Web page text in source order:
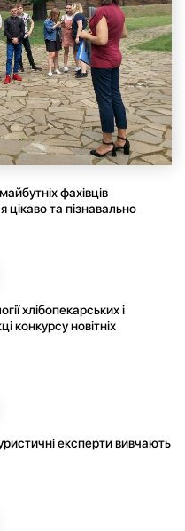
фахівців
цікаво та пізнавально
хлібопекарських і
конкурсу новітніх
експерти вивчають